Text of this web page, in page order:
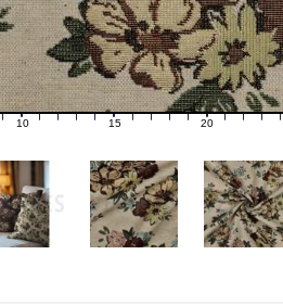
9 10 11 12 13 14 15 16 17 18 19 20 21 22 23